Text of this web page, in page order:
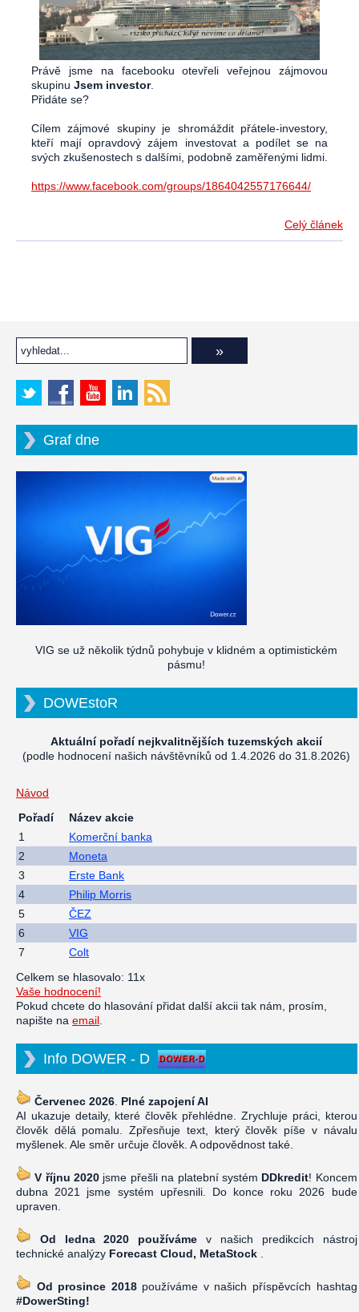
Právě jsme na facebooku otevřeli veřejnou zájmovou
skupinu Jsem investor.
Přidáte se?
Cílem zájmové skupiny je shromáždit přátele-investory,
kteří mají opravdový zájem investovat a podílet se na
svých zkušenostech s dalšími, podobně zaměřenými lidmi.
https://www.facebook.com/groups/1864042557176644/
Celý článek
Graf dne
VIG se už několik týdnů pohybuje v klidném a optimistickém
pásmu!
DOWEstoR
Aktuální pořadí nejkvalitnějších tuzemských akcií
(podle hodnocení našich návštěvníků od 1.4.2026 do 31.8.2026)
Návod
Pořadí
Název akcie
1
Komerční banka
2
Moneta
3
Erste Bank
4
Philip Morris
5
ČEZ
6
VIG
7
Colt
Celkem se hlasovalo: 11x
Vaše hodnocení!
Pokud chcete do hlasování přidat další akcii tak nám, prosím,
napište na email
Info DOWER - D
Červenec 2026 Plné zapojení AI
AI ukazuje detaily, které člověk přehlédne. Zrychluje práci, kterou
člověk dělá pomalu. Zpřesňuje text, který člověk píše v návalu
myšlenek. Ale směr určuje člověk. A odpovědnost také.
V říjnu 2020 jsme přešli na platební systém DDkredit! Koncem
dubna 2021 jsme systém upřesnili. Do konce roku 2026 bude
upraven.
Od ledna 2020 používáme v našich predikcích nástroj
technické analýzy Forecast Cloud, MetaStock
Od prosince 2018používáme v našich příspěvcích hashtag
#DowerSting!